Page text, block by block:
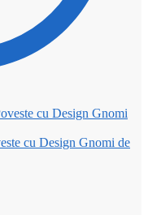
cu Design Gnomi de